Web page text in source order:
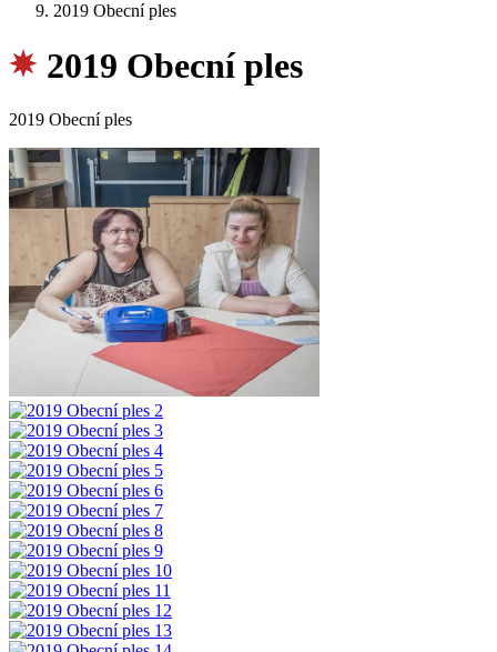
2019 Obecní ples
2019 Obecní ples
2019 Obecní ples